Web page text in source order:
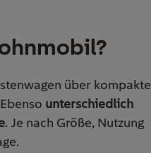
über kompakte
unterschiedlich
. Je nach Größe, Nutzung